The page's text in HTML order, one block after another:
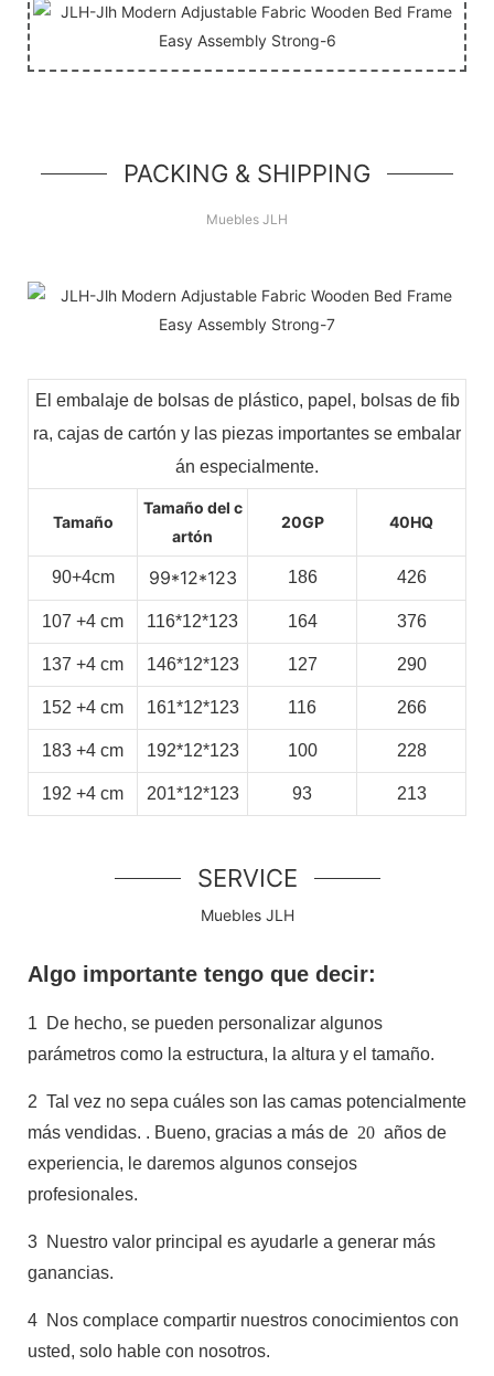
PACKING & SHIPPING
Muebles JLH
El embalaje de bolsas de plástico, papel, bolsas de fib
ra, cajas de cartón y las piezas importantes se embalar
án especialmente.
Tamaño
Tamaño del c
artón
20GP 40HQ
90+4cm 99*12*123 186 426
107 +4 cm 116*12*123 164 376
137 +4 cm 146*12*123 127 290
152 +4 cm 161*12*123 116 266
183 +4 cm 192*12*123 100 228
192 +4 cm 201*12*123 93 213
SERVICE
Muebles JLH
Algo importante tengo que decir:
1
De hecho, se pueden personalizar algunos
parámetros como la estructura, la altura y el tamaño.
2 Tal vez no sepa cuáles son las camas potencialmente
más vendidas. . Bueno, gracias a más de 20 años de
experiencia, le daremos algunos consejos
profesionales.
3 Nuestro valor principal es ayudarle a generar más
ganancias.
4 Nos complace compartir nuestros conocimientos con
usted, solo hable con nosotros.